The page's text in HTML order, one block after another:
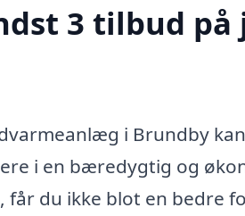
3 tilbud
i Brundby
i en bæredygtig og
du ikke blot en bedre